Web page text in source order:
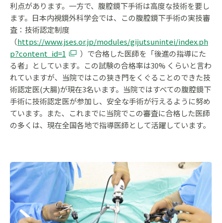
利点があります。一方で、腹腔鏡下手術は高度な技術を要し
ます。日本内視鏡外科学会では、この腹腔鏡下手術の実技審
査：技術認定制度
（https://www.jses.or.jp/modules/gijutsunintei/index.ph
p?content_id=1
）で合格した医師を「後進の指導にた
る者」としています。この試験の合格率は30% くらいと言わ
れていますが、当院ではこの狭き門をくぐることのできた技
術認定医(大腸)が現在3名います。当院ではすべての腹腔鏡下
手術に技術認定医が参加し、安全な手術が行えるように努め
ています。また、これまでに当院でこの審査に合格した医師
の多くは、現在全国各地で指導医師として活躍しています。